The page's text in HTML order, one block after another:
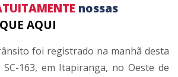
nossas
AQUI
foi registrado na manhã desta
163, em Itapiranga, no Oeste de